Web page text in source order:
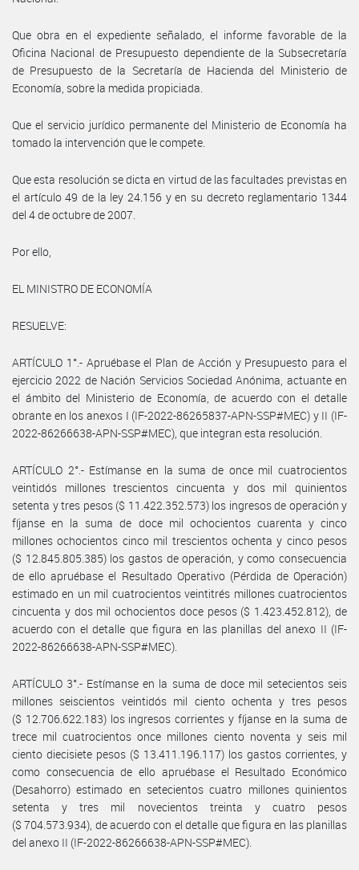
Que obra en el expediente señalado, el informe favorable de la
Oficina Nacional de Presupuesto dependiente de la Subsecretaría
de Presupuesto de la Secretaría de Hacienda del Ministerio de
Economía, sobre la medida propiciada.
Que el servicio jurídico permanente del Ministerio de Economía ha
tomado la intervención que le compete.
Que esta resolución se dicta en virtud de las facultades previstas en
el artículo 49 de la ley 24.156 y en su decreto reglamentario 1344
del 4 de octubre de 2007.
Por ello,
EL MINISTRO DE ECONOMÍA
RESUELVE:
ARTÍCULO 1°.- Apruébase el Plan de Acción y Presupuesto para el
ejercicio 2022 de Nación Servicios Sociedad Anónima, actuante en
el ámbito del Ministerio de Economía, de acuerdo con el detalle
obrante en los anexos I (IF-2022-86265837-APN-SSP#MEC) y II (IF-
2022-86266638-APN-SSP#MEC), que integran esta resolución.
ARTÍCULO 2°.- Estímanse en la suma de once mil cuatrocientos
veintidós millones trescientos cincuenta y dos mil quinientos
setenta y tres pesos ($ 11.422.352.573) los ingresos de operación y
fíjanse en la suma de doce mil ochocientos cuarenta y cinco
millones ochocientos cinco mil trescientos ochenta y cinco pesos
($ 12.845.805.385) los gastos de operación, y como consecuencia
de ello apruébase el Resultado Operativo (Pérdida de Operación)
estimado en un mil cuatrocientos veintitrés millones cuatrocientos
cincuenta y dos mil ochocientos doce pesos ($ 1.423.452.812), de
acuerdo con el detalle que figura en las planillas del anexo II (IF-
2022-86266638-APN-SSP#MEC).
ARTÍCULO 3°.- Estímanse en la suma de doce mil setecientos seis
millones seiscientos veintidós mil ciento ochenta y tres pesos
($ 12.706.622.183) los ingresos corrientes y fíjanse en la suma de
trece mil cuatrocientos once millones ciento noventa y seis mil
ciento diecisiete pesos ($ 13.411.196.117) los gastos corrientes, y
como consecuencia de ello apruébase el Resultado Económico
(Desahorro) estimado en setecientos cuatro millones quinientos
setenta y tres mil novecientos treinta y cuatro pesos
($ 704.573.934), de acuerdo con el detalle que figura en las planillas
del anexo II (IF-2022-86266638-APN-SSP#MEC).